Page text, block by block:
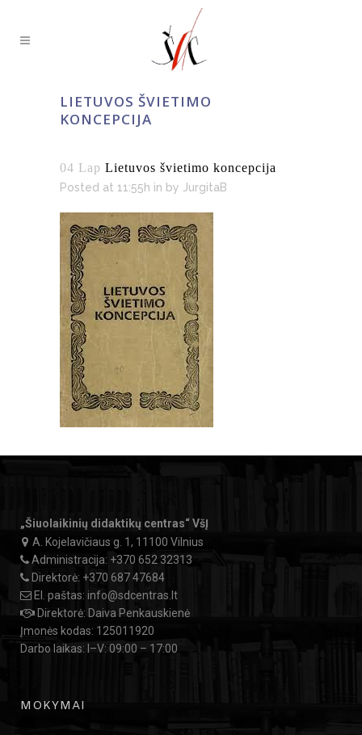
LIETUVOS ŠVIETIMO
KONCEPCIJA
04 Lap Lietuvos švietimo koncepcija
Posted at 11:55h in by JurgitaB
„Šiuolaikinių didaktikų centras“ VšĮ
A. Kojelavičiaus g. 1, 11100 Vilnius
Administracija: +370 652 32313
Direktorė: +370 687 47684
El. paštas: info@sdcentras.lt
Direktorė: Daiva Penkauskienė
Įmonės kodas: 125011920
Darbo laikas: I–V: 09:00 – 17:00
MOKYMAI